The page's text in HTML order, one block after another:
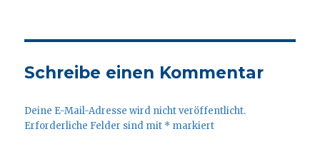
Schreibe einen Kommentar
Deine E-Mail-Adresse wird nicht veröffentlicht.
Erforderliche Felder sind mit * markiert